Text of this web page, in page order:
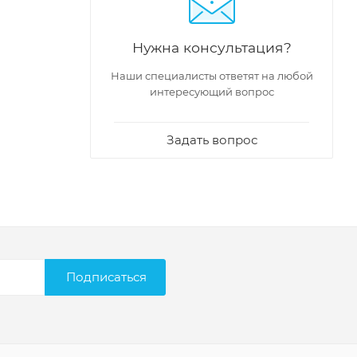
Нужна консультация?
Наши специалисты ответят на любой
интересующий вопрос
Задать вопрос
Подписаться